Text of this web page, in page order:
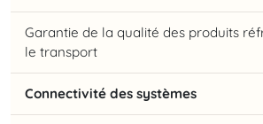
Garantie de la qualité des produits
le transport
Connectivité des systèmes